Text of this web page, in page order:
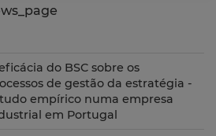
do BSC sobre os
de gestão da estratégia -
empírico numa empresa
em Portugal